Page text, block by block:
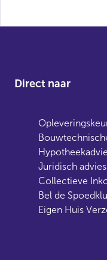
Direct naar
Juridisch advies
Collectieve
Bel de
Eigen Huis